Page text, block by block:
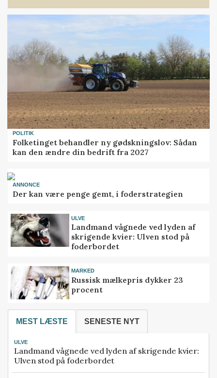
POLITIK
Folketinget behandler ny gødskningslov: Sådan
kan den ændre din bedrift fra 2027
ANNONCE
Der kan være penge gemt, i foderstrategien
ULVE
Landmand vågnede ved lyden af
skrigende kvier: Ulven stod på
foderbordet
MARKED
Russisk mælkepris dykker 23
procent
MEST LÆSTE SENESTE NYT
ULVE
Landmand vågnede ved lyden af skrigende kvier:
Ulven stod på foderbordet